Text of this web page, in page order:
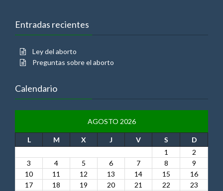
Entradas recientes
Ley del aborto
Preguntas sobre el aborto
Calendario
AGOSTO 2026
L M X J V S
D
1
2
3
4 5 6 7 8
9
10
11 12 13 14 15
16
17
18 19 20 21 22
23